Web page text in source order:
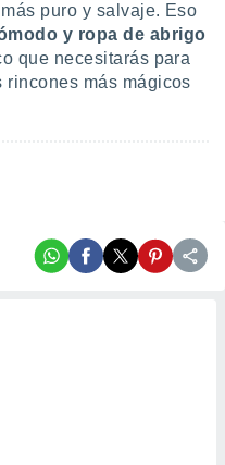
puro y salvaje. Eso
y ropa de abrigo
que necesitarás para
más mágicos